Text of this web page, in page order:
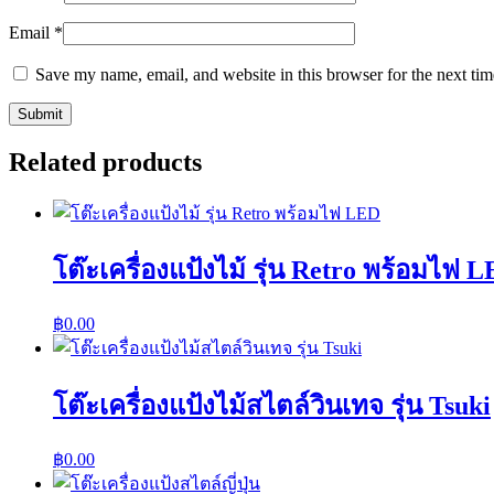
Email *
Save my name, email, and website in this browser for the next
Related products
โต๊ะเครื่องแป้งไม้ รุ่น Retro พร้อมไฟ
฿0.00
โต๊ะเครื่องแป้งไม้สไตล์วินเทจ รุ่น Tsuki
฿0.00